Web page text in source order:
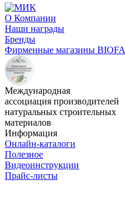
О Компании
Наши награды
Бренды
Фирменные магазины BIOFA
Международная
ассоциация производителей
натуральных строительных
материалов
Информация
Онлайн-каталоги
Полезное
Видеоинструкции
Прайс-листы